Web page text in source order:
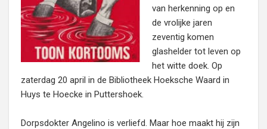
van herkenning op en
de vrolijke jaren
zeventig komen
glashelder tot leven op
het witte doek. Op
zaterdag 20 april in de Bibliotheek Hoeksche Waard in
Huys te Hoecke in Puttershoek.
Dorpsdokter Angelino is verliefd. Maar hoe maakt hij zijn